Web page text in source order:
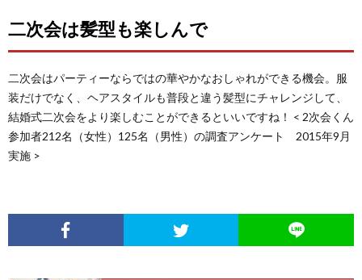
二次会は髪型も楽しんで
二次会はパーティーならではの華やかなおしゃれができる機会。服
装だけでなく、ヘアスタイルも普段と違う髪型にチャレンジして、
結婚式二次会をより楽しむことができるといいですね！ < 2次会くん
参加者212名（女性）125名（男性）の調査アンケート 2015年9月
実施 >